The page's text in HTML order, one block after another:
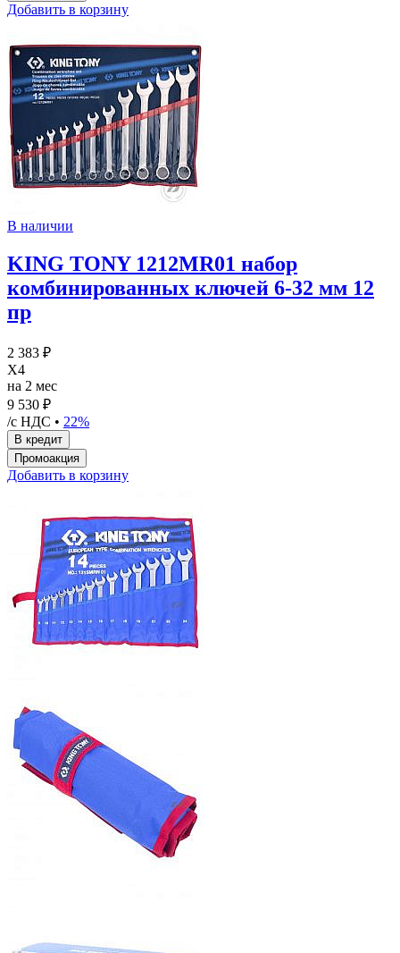
Добавить в корзину
В наличии
KING TONY 1212MR01 набор
комбинированных ключей 6-32 мм 12
пр
2 383 ₽
X4
на 2 мес
9 530 ₽
/с НДС • 22%
Добавить в корзину